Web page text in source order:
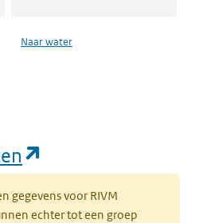
Naar water
gegevens voor RIVM
echter tot een groep